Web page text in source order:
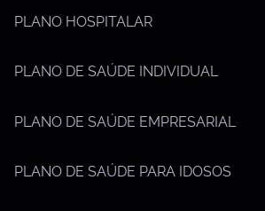
PLANO HOSPITALAR
PLANO DE SAÚDE INDIVIDUAL
PLANO DE SAÚDE EMPRESARIAL
PLANO DE SAÚDE PARA IDOSOS